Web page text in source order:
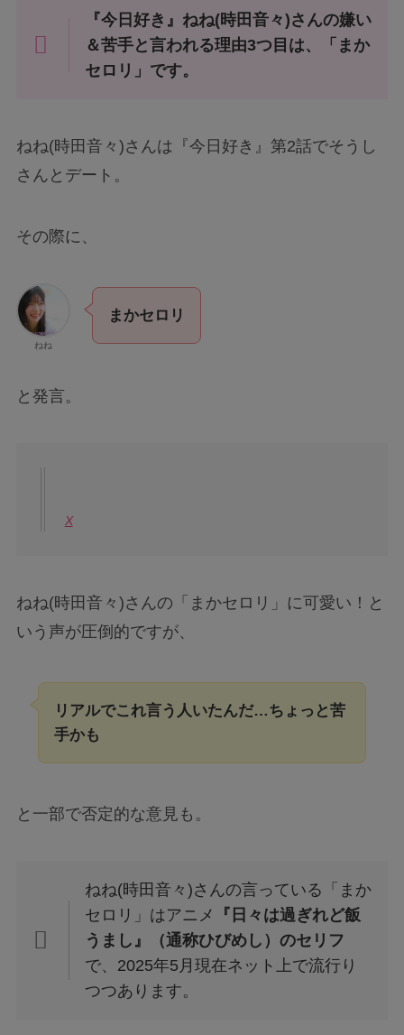
『今日好き』ねね(時田音々)さんの嫌い
＆苦手と言われる理由3つ目は、「まか
セロリ」です。
ねね(時田音々)さんは『今日好き』第2話でそうし
さんとデート。
その際に、
ねね
まかセロリ
と発言。
X
ねね(時田音々)さんの「まかセロリ」に可愛い！と
いう声が圧倒的ですが、
リアルでこれ言う人いたんだ…ちょっと苦
手かも
と一部で否定的な意見も。
ねね(時田音々)さんの言っている「まか
セロリ」はアニメ
『日々は過ぎれど飯
うまし』（通称ひびめし）のセリフ
で、2025年5月現在ネット上で流行り
つつあります。